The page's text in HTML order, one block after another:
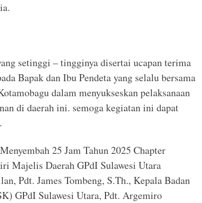
setinggi – tingginya disertai ucapan terima
Bapak dan Ibu Pendeta yang selalu bersama
dalam menyukseskan pelaksanaan
di daerah ini. semoga kegiatan ini dapat
25 Jam Tahun 2025 Chapter
Majelis Daerah GPdI Sulawesi Utara
Pdt. James Tombeng, S.Th., Kepala Badan
GPdI Sulawesi Utara, Pdt. Argemiro